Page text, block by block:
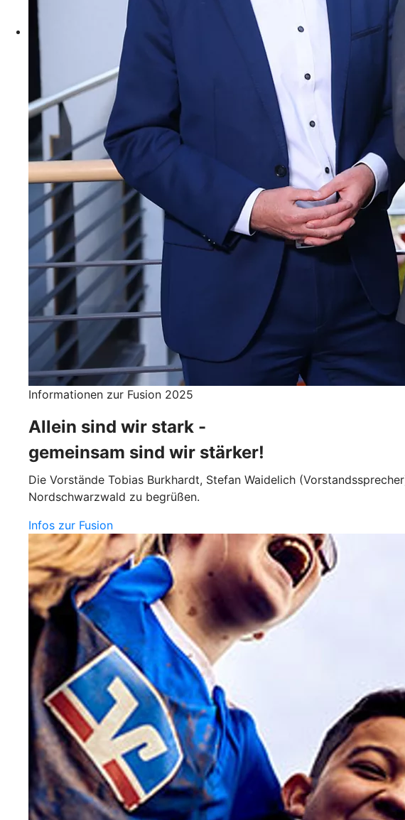
Informationen zur Fusion 2025
Allein sind wir stark -
gemeinsam sind wir stärker!
Die Vorstände Tobias Burkhardt, Stefan Waidelich
Nordschwarzwald zu begrüßen.
Infos zur Fusion